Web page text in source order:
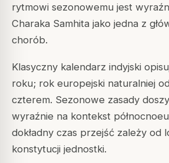
rytmowi sezonowemu jest
Charaka Samhita jako jedna z
chorób.
Klasyczny kalendarz indyjski
roku; rok europejski naturalniej
czterem. Sezonowe zasady
wyraźnie na kontekst
dokładny czas przejść zależy od
konstytucji jednostki.